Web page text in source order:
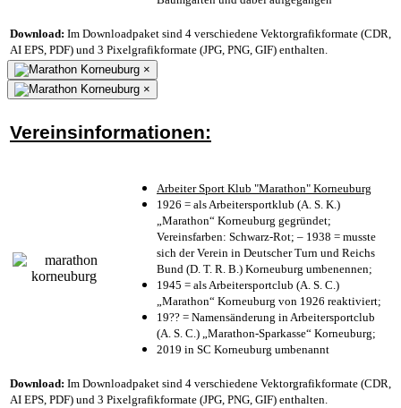
Download: Im Downloadpaket sind 4 verschiedene Vektorgrafikformate (CDR,
AI EPS, PDF) und 3 Pixelgrafikformate (JPG, PNG, GIF) enthalten.
×
×
Vereinsinformationen:
Arbeiter Sport Klub "Marathon" Korneuburg
1926 = als Arbeitersportklub (A. S. K.)
„Marathon“ Korneuburg gegründet;
Vereinsfarben: Schwarz-Rot; – 1938 = musste
sich der Verein in Deutscher Turn und Reichs
Bund (D. T. R. B.) Korneuburg umbenennen;
1945 = als Arbeitersportclub (A. S. C.)
„Marathon“ Korneuburg von 1926 reaktiviert;
19?? = Namensänderung in Arbeitersportclub
(A. S. C.) „Marathon-Sparkasse“ Korneuburg;
2019 in SC Korneuburg umbenannt
Download: Im Downloadpaket sind 4 verschiedene Vektorgrafikformate (CDR,
AI EPS, PDF) und 3 Pixelgrafikformate (JPG, PNG, GIF) enthalten.